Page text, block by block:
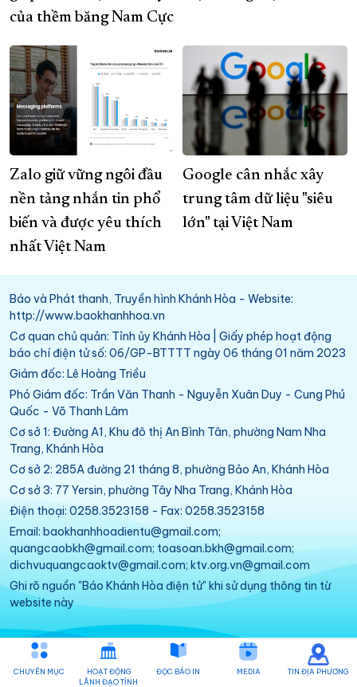
của thềm băng Nam Cực
Zalo giữ vững ngôi đầu
nền tảng nhắn tin phổ
biến và được yêu thích
nhất Việt Nam
Google cân nhắc xây
trung tâm dữ liệu "siêu
lớn" tại Việt Nam
Báo và Phát thanh, Truyền hình Khánh Hòa - Website:
http://www.baokhanhhoa.vn
Cơ quan chủ quản: Tỉnh ủy Khánh Hòa | Giấy phép hoạt động
báo chí điện tử số: 06/GP-BTTTT ngày 06 tháng 01 năm 2023
Giám đốc: Lê Hoàng Triều
Phó Giám đốc: Trần Văn Thanh - Nguyễn Xuân Duy - Cung Phú
Quốc - Võ Thanh Lâm
Cơ sở 1: Đường A1, Khu đô thị An Bình Tân, phường Nam Nha
Trang, Khánh Hòa
Cơ sở 2: 285A đường 21 tháng 8, phường Bảo An, Khánh Hòa
Cơ sở 3: 77 Yersin, phường Tây Nha Trang, Khánh Hòa
Điện thoại: 0258.3523158 - Fax: 0258.3523158
Email: baokhanhhoadientu@gmail.com;
quangcaobkh@gmail.com; toasoan.bkh@gmail.com;
dichvuquangcaoktv@gmail.com; ktv.org.vn@gmail.com
Ghi rõ nguồn "Báo Khánh Hòa điện tử" khi sử dụng thông tin từ
website này
CHUYÊN MỤC
HOẠT ĐỘNG
LÃNH ĐẠO TỈNH
ĐỌC BÁO IN MEDIA TIN ĐỊA PHƯƠNG